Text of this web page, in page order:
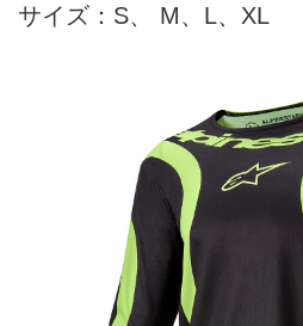
サイズ：S、 M、L、XL